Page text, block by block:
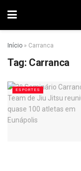
Início » Carranca
Tag: Carranca
ESPORTES